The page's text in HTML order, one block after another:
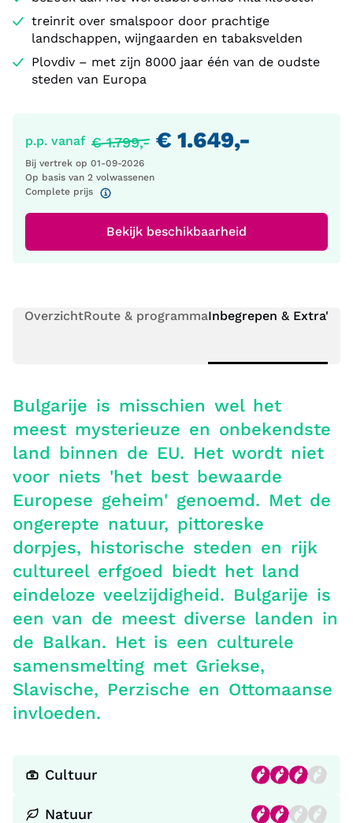
treinrit over smalspoor door prachtige
landschappen, wijngaarden en tabaksvelden
Plovdiv – met zijn 8000 jaar één van de oudste
steden van Europa
p.p. vanaf € 1.799,- € 1.649,-
Bij vertrek op 01-09-2026
Op basis van 2 volwassenen
Complete prijs
Bekijk beschikbaarheid
OverzichtRoute & programmaInbegrepen & Extra's
Bulgarije is misschien wel het
meest mysterieuze en onbekendste
land binnen de EU. Het wordt niet
voor niets 'het best bewaarde
Europese geheim' genoemd. Met de
ongerepte natuur, pittoreske
dorpjes, historische steden en rijk
cultureel erfgoed biedt het land
eindeloze veelzijdigheid. Bulgarije is
een van de meest diverse landen in
de Balkan. Het is een culturele
samensmelting met Griekse,
Slavische, Perzische en Ottomaanse
invloeden.
Cultuur
Natuur